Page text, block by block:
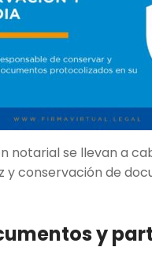
notarial se llevan a
y conservación de
y